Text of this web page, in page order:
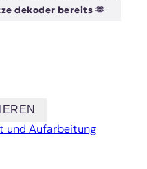
dekoder bereits 🫶
und Aufarbeitung